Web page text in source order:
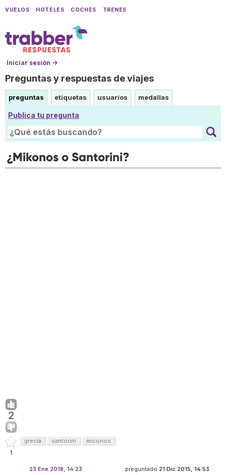
VUELOS HOTELES COCHES TRENES
Iniciar sesión →
Preguntas y respuestas de viajes
preguntas etiquetas usuarios medallas
Publica tu pregunta
¿Mikonos o Santorini?
2
1
grecia santorini miconos
preguntado 21 Dic 2015, 14:53
23 Ene 2018, 14:23